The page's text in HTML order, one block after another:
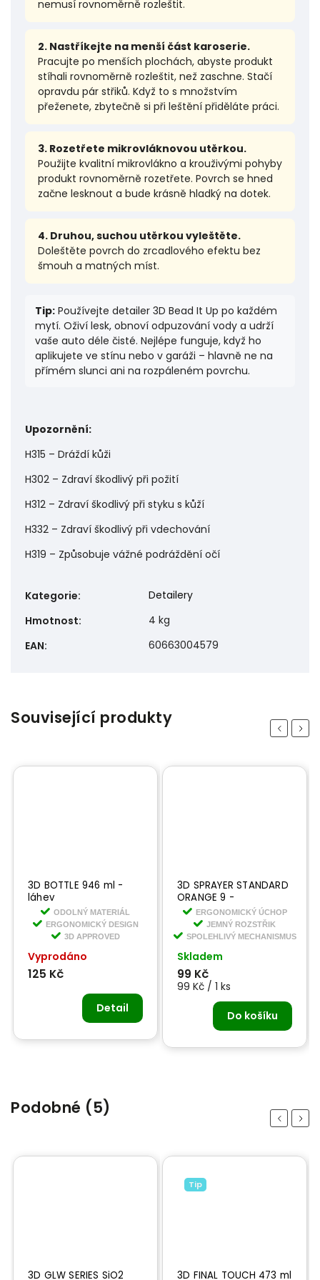
nemusí rovnoměrně rozleštit.
2. Nastříkejte na menší část karoserie.
Pracujte po menších plochách, abyste produkt
stíhali rovnoměrně rozleštit, než zaschne. Stačí
opravdu pár střiků. Když to s množstvím
přeženete, zbytečně si při leštění přiděláte práci.
3. Rozetřete mikrovláknovou utěrkou.
Použijte kvalitní mikrovlákno a krouživými pohyby
produkt rovnoměrně rozetřete. Povrch se hned
začne lesknout a bude krásně hladký na dotek.
4. Druhou, suchou utěrkou vyleštěte.
Doleštěte povrch do zrcadlového efektu bez
šmouh a matných míst.
Tip: Používejte detailer 3D Bead It Up po každém
mytí. Oživí lesk, obnoví odpuzování vody a udrží
vaše auto déle čisté. Nejlépe funguje, když ho
aplikujete ve stínu nebo v garáži – hlavně ne na
přímém slunci ani na rozpáleném povrchu.
Upozornění:
H315 – Dráždí kůži
H302 – Zdraví škodlivý při požití
H312 – Zdraví škodlivý při styku s kůží
H332 – Zdraví škodlivý při vdechování
H319 – Způsobuje vážné podráždění očí
Kategorie:
Detailery
Hmotnost:
4 kg
EAN: 60663004579
Související produkty Previous
BOTTLE 946 ml -
ODOLNÝ MATERIÁL
ERGONOMICKÝ DESIGN
3D APPROVED
Kč
3D SPRAYER STANDARD
ORANGE 9 -
rozprašovač ke 3D
ERGONOMICKÝ ÚCHOP
JEMNÝ ROZSTŘIK
SPOLEHLIVÝ MECHANISMUS
Skladem
99 Kč / 1 ks
Do košíku
Next
Podobné (5) Previous
3D GLW SERIES SiO2
Tip
3D FINAL TOUCH 473 ml
Next